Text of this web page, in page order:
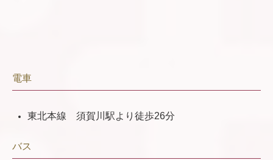
電車
東北本線 須賀川駅より徒歩26分
バス